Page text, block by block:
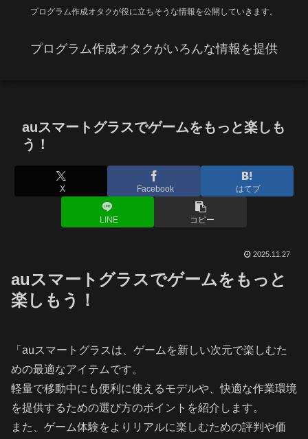
プログラム作成オタクが役に立ちそうな情報を公開していきます。
プログラム作成オタクがいろんな情報を提供
auスマートグラスでゲームをもっと楽しも
う！
X Facebook はてブ
LINE コピー
2025.11.27
auスマートグラスでゲームをもっと
楽しもう！
「auスマートグラスは、ゲームを新しい次元で楽しむた
めの最適なアイテムです。
軽量で移動中にも便利に使えるモデルや、快適な作業環境
を提供するための選び方のポイントを紹介します。
また、ゲーム体験をよりリアルに楽しむための評判や価